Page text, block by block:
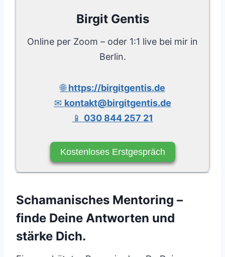
Birgit Gentis
Online per Zoom – oder 1:1 live bei mir in
Berlin.
🌐https://birgitgentis.de
✉ kontakt@birgitgentis.de
📱 030 844 257 21
Kostenloses Erstgespräch
Schamanisches Mentoring –
finde Deine Antworten und
stärke Dich.